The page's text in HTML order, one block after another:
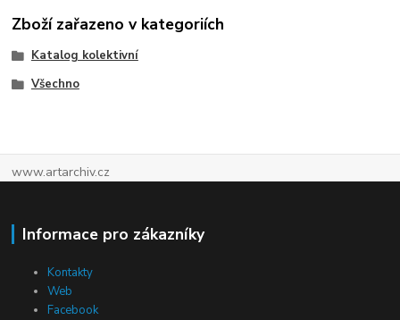
Zboží zařazeno v kategoriích
Katalog kolektivní
Všechno
www.artarchiv.cz
Informace pro zákazníky
Kontakty
Web
Facebook